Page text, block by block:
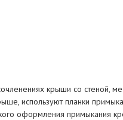
крыши со стеной,
используют планки
оформления примыкания